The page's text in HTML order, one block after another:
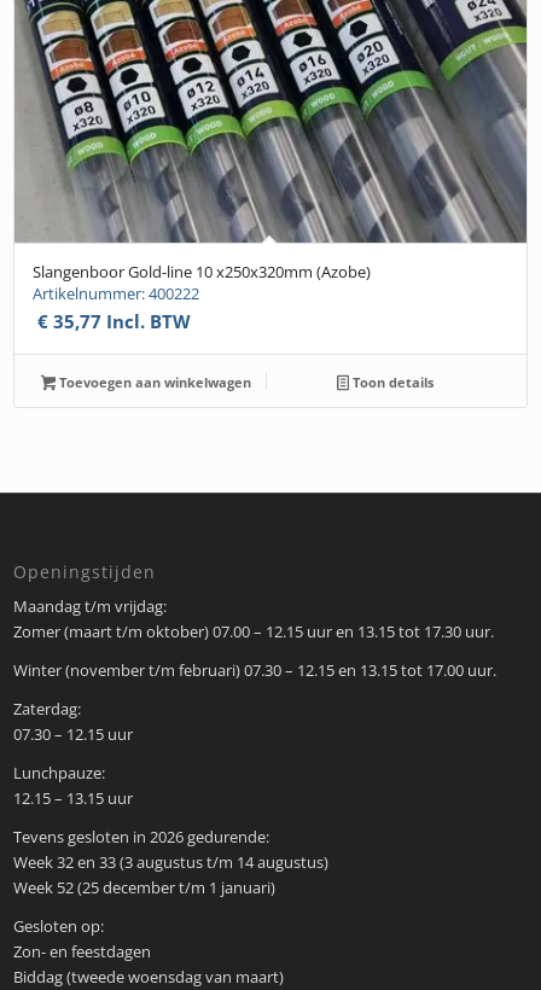
Slangenboor Gold-line 10 x250x320mm (Azobe)
Artikelnummer: 400222
€ 35,77 Incl. BTW
Toevoegen aan winkelwagen Toon details
Openingstijden
Maandag t/m vrijdag:
Zomer (maart t/m oktober) 07.00 – 12.15 uur en 13.15 tot 17.30 uur.
Winter (november t/m februari) 07.30 – 12.15 en 13.15 tot 17.00 uur.
Zaterdag:
07.30 – 12.15 uur
Lunchpauze:
12.15 – 13.15 uur
Tevens gesloten in 2026 gedurende:
Week 32 en 33 (3 augustus t/m 14 augustus)
Week 52 (25 december t/m 1 januari)
Gesloten op:
Zon- en feestdagen
Biddag (tweede woensdag van maart)